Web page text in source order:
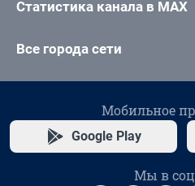
Статистика канала в MAX
Все города сети
Мобильное
Google Play
Мы в